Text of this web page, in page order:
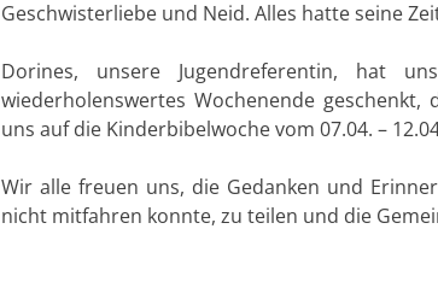
Geschwisterliebe und Neid. Alles hatte seine
Dorines, unsere Jugendreferentin, hat
wiederholenswertes Wochenende
uns auf die Kinderbibelwoche vom 07.04. –
Wir alle freuen uns, die Gedanken und
nicht mitfahren konnte, zu teilen und die